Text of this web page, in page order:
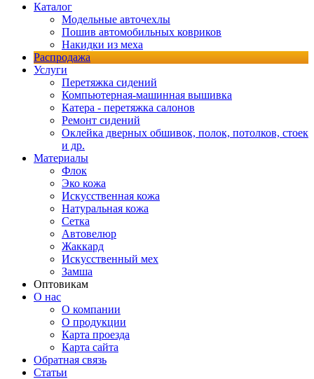
Каталог
Модельные авточехлы
Пошив автомобильных ковриков
Накидки из меха
Распродажа
Услуги
Перетяжка сидений
Компьютерная-машинная вышивка
Катера - перетяжка салонов
Ремонт сидений
Оклейка дверных обшивок, полок, потолков, стоек
и др.
Материалы
Флок
Эко кожа
Искусственная кожа
Натуральная кожа
Сетка
Автовелюр
Жаккард
Искусственный мех
Замша
Оптовикам
О нас
О компании
О продукции
Карта проезда
Карта сайта
Обратная связь
Статьи